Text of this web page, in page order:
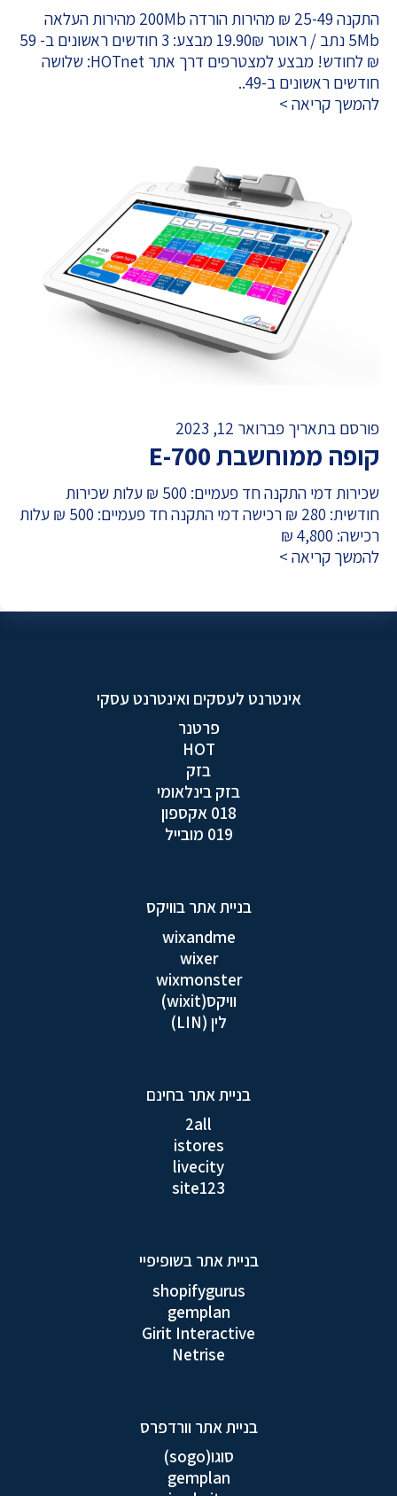
התקנה 25-49 ₪ מהירות הורדה 200Mb מהירות העלאה
5Mb נתב / ראוטר 19.90₪ מבצע: 3 חודשים ראשונים ב- 59
₪ לחודש! מבצע למצטרפים דרך אתר HOTnet: שלושה
חודשים ראשונים ב-49..
להמשך קריאה >
פורסם בתאריך פברואר 12, 2023
קופה ממוחשבת E-700
שכירות דמי התקנה חד פעמיים: 500 ₪ עלות שכירות
חודשית: 280 ₪ רכישה דמי התקנה חד פעמיים: 500 ₪ עלות
רכישה: 4,800 ₪
להמשך קריאה >
אינטרנט לעסקים ואינטרנט עסקי
פרטנר
HOT
בזק
בזק בינלאומי
018 אקספון
019 מובייל
בניית אתר בוויקס
wixandme
wixer
wixmonster
וויקס(wixit)
לין (LIN)
בניית אתר בחינם
2all
istores
livecity
site123
בניית אתר בשופיפיי
shopifygurus
gemplan
Girit Interactive
Netrise
בניית אתר וורדפרס
סוגו(sogo)
gemplan